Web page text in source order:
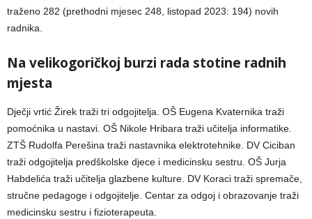
traženo 282 (prethodni mjesec 248, listopad 2023: 194) novih
radnika.
Na velikogoričkoj burzi rada stotine radnih
mjesta
Dječji vrtić Žirek traži tri odgojitelja. OŠ Eugena Kvaternika traži
pomoćnika u nastavi. OŠ Nikole Hribara traži učitelja informatike.
ZTŠ Rudolfa Perešina traži nastavnika elektrotehnike. DV Ciciban
traži odgojitelja predškolske djece i medicinsku sestru. OŠ Jurja
Habdelića traži učitelja glazbene kulture. DV Koraci traži spremače,
stručne pedagoge i odgojitelje. Centar za odgoj i obrazovanje traži
medicinsku sestru i fizioterapeuta.